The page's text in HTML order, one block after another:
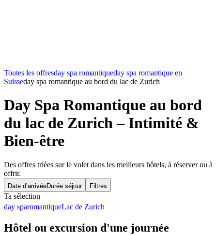
Toutes les offresday spa romantiqueday spa romantique en
Suisseday spa romantique au bord du lac de Zurich
Day Spa Romantique au bord
du lac de Zurich – Intimité &
Bien-être
Des offres triées sur le volet dans les meilleurs hôtels, à réserver ou à
offrir.
Date d’arrivéeDurée séjour Filtres
Ta sélection
day sparomantiqueLac de Zurich
Hôtel ou excursion d'une journée